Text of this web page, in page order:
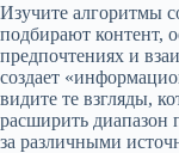
Изучите алгоритмы
подбирают контент,
предпочтениях и
создает
видите те взгляды,
расширить диапазон
за различными